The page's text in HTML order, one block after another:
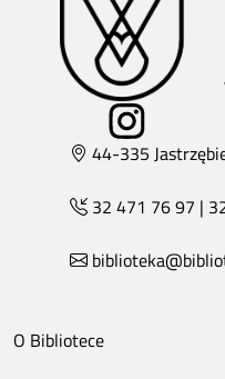
44-335
32 471 76 97 |
O Bibliotece